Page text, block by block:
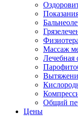
Массаж
Лечебная
Общий
Цены